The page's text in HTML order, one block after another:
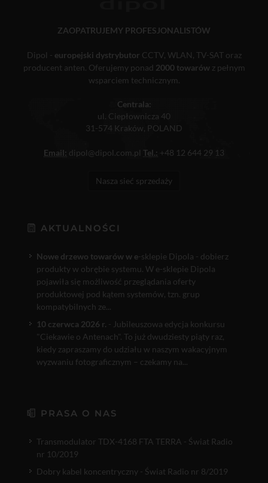
ZAOPATRUJEMY PROFESJONALISTÓW
Dipol - europejski dystrybutor CCTV, WLAN, TV-SAT oraz
producent anten. Oferujemy ponad 2000 towarówz pełnym
wsparciem technicznym.
Centrala:
ul. Ciepłownicza 40
31-574 Kraków, POLAND
Email: dipol@dipol.com.pl Tel.: +48 12 644 29 13
Nasza sieć sprzedaży
AKTUALNOŚCI
Nowe drzewo towarów w e-sklepie Dipola - dobierz
produkty w obrębie systemu. W e-sklepie Dipola
pojawiła się możliwość przeglądania oferty
produktowej pod kątem systemów, tzn. grup
kompatybilnych ze...
10 czerwca 2026 r. - Jubileuszowa edycja konkursu
"Ciekawie o Antenach". To już dwudziesty piąty raz,
kiedy zapraszamy do udziału w naszym wakacyjnym
wyzwaniu fotograficznym – czekamy na...
PRASA O NAS
Transmodulator TDX-4168 FTA TERRA - Świat Radio
nr 10/2019
Dobry kabel koncentryczny - Świat Radio nr 8/2019